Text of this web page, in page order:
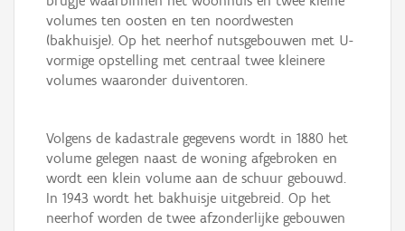
volumes ten oosten en ten noordwesten
(bakhuisje). Op het neerhof nutsgebouwen met U-
vormige opstelling met centraal twee kleinere
volumes waaronder duiventoren.
Volgens de kadastrale gegevens wordt in 1880 het
volume gelegen naast de woning afgebroken en
wordt een klein volume aan de schuur gebouwd.
In 1943 wordt het bakhuisje uitgebreid. Op het
neerhof worden de twee afzonderlijke gebouwen